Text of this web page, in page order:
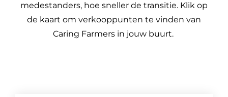
medestanders, hoe sneller de transitie. Klik op
de kaart om verkooppunten te vinden van
Caring Farmers in jouw buurt.